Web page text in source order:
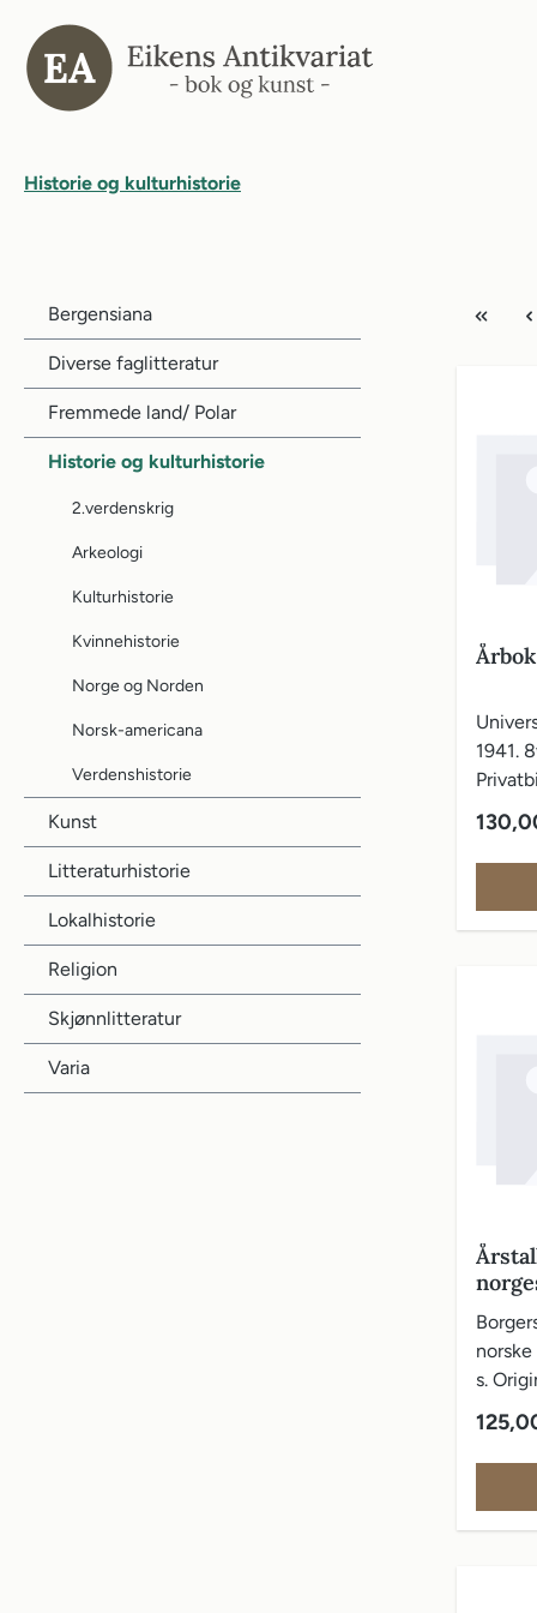
søk
Gå til hovednavigasjon
Historie og kulturhistorie
Bergensiana
Diverse faglitteratur
Fremmede land/ Polar
Historie og kulturhistorie
2.verdenskrig
Arkeologi
Kulturhistorie
Kvinnehistorie
Norge og Norden
Norsk-americana
Verdenshistorie
Kunst
Litteraturhistorie
Lokalhistorie
Religion
Skjønnlitteratur
Varia
1941.
Vanlig
s.
Vanlig